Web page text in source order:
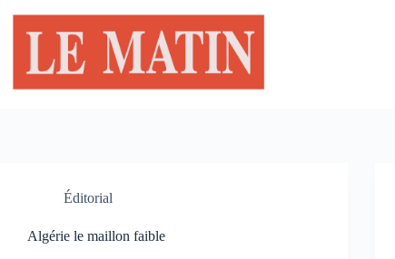
contenu
Éditorial
Algérie le maillon faible